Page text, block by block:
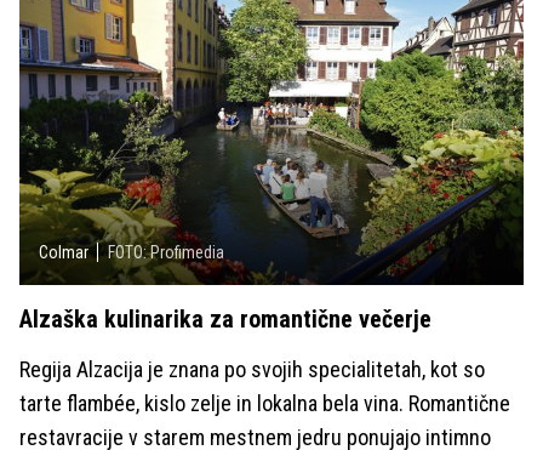
Colmar FOTO: Profimedia
Alzaška kulinarika za romantične večerje
Regija Alzacija je znana po svojih specialitetah, kot so
tarte flambée, kislo zelje in lokalna bela vina. Romantične
restavracije v starem mestnem jedru ponujajo intimno